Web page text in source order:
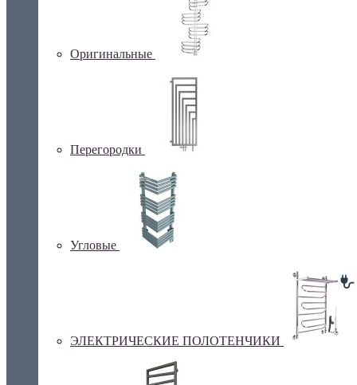
Оригинальные
Перегородки
Угловые
ЭЛЕКТРИЧЕСКИЕ ПОЛОТЕНЧИКИ